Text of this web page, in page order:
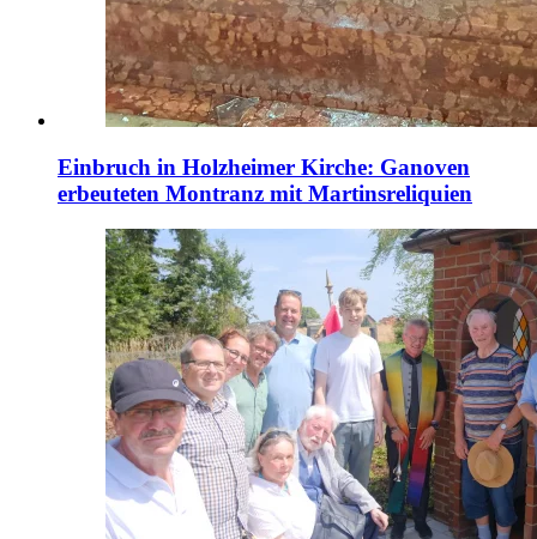
Einbruch in Holzheimer Kirche: Ganoven
erbeuteten Montranz mit Martinsreliquien